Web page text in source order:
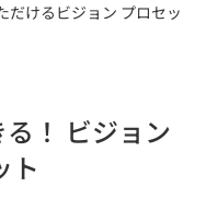
だけるビジョン プロセッ
！ ビジョン
ト